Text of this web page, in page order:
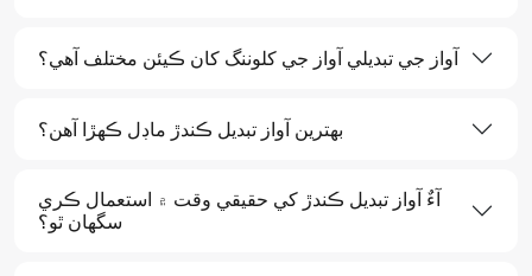
آواز جي تبديلي آواز جي کلوننگ کان ڪيئن مختلف آهي؟
بهترين آواز تبديل ڪندڙ ماڊل ڪهڙا آهن؟
آءٌ آواز تبديل ڪندڙ کي حقيقي وقت ۾ استعمال ڪري
سگهان ٿو؟